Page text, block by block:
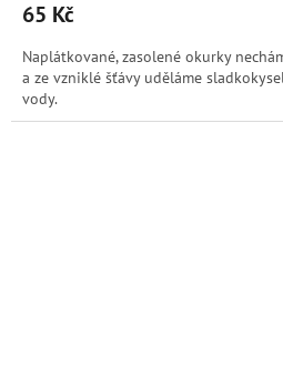
65 Kč
Naplátkované, zasolené okurky
a ze vzniklé šťávy uděláme
vody.